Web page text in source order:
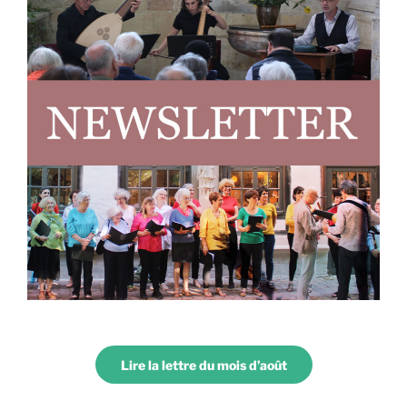
Lire la lettre du mois d’août